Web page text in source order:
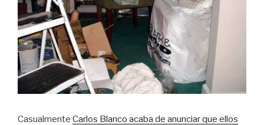
Casualmente Carlos Blanco acaba de anunciar que ellos